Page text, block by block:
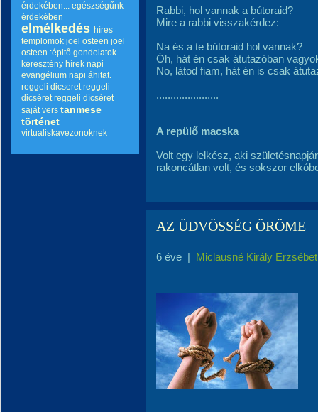
érdekében... egészségűnk
érdekében
elmélkedés híres
templomok joel osteen joel
osteen :épitő gondolatok
keresztény hírek napi
evangélium napi áhitat.
reggeli dicseret reggeli
dicséret reggeli dícséret
saját vers tanmese
történet
virtualiskavezonoknek
Rabbi, hol vannak a bútoraid?
Mire a rabbi visszakérdez:
Na és a te bútoraid hol vannak?
Óh, hát én csak átutazóban
No, látod fiam, hát én is csak
......................
A repülő macska
Volt egy lelkész, aki
rakoncátlan volt, és sokszor
AZ ÜDVÖSSÉG ÖRÖME
6 éve | Miclausné Király Erzsébet